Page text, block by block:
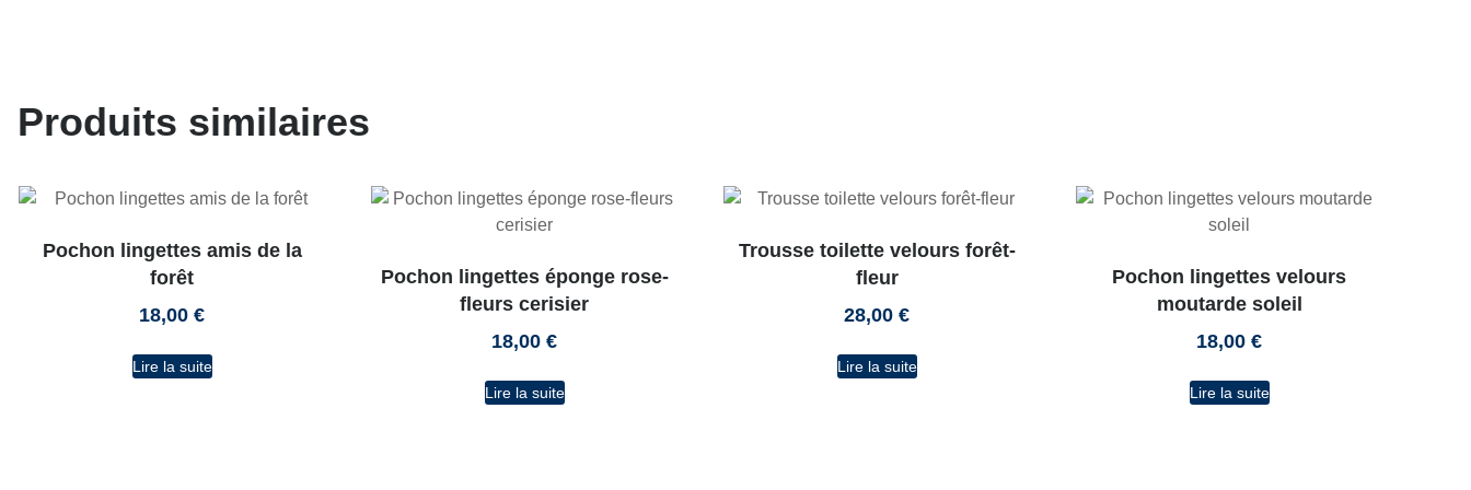
Produits similaires
Pochon lingettes amis de la
forêt
18,00 €
Lire la suite
Pochon lingettes éponge rose-
fleurs cerisier
18,00 €
Lire la suite
Trousse toilette velours forêt-
fleur
28,00 €
Lire la suite
Pochon lingettes velours
moutarde soleil
18,00 €
Lire la suite